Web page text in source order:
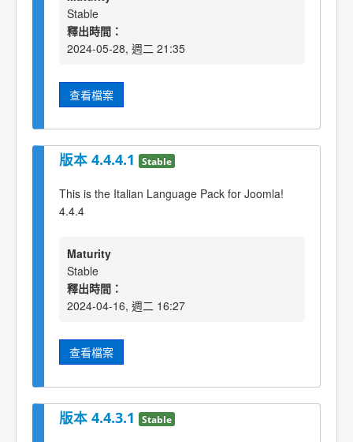
Stable
釋出時間：
2024-05-28, 週二 21:35
查看檔案
版本 4.4.4.1 Stable
This is the Italian Language Pack for Joomla!
4.4.4
Maturity
Stable
釋出時間：
2024-04-16, 週二 16:27
查看檔案
版本 4.4.3.1 Stable